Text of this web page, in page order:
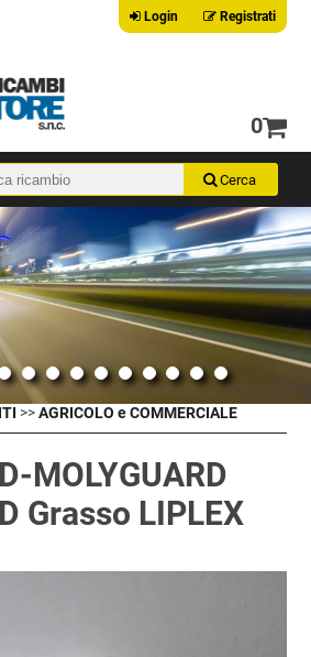
Login Registrati
0
>>AGRICOLO e COMMERCIALE
MOLYGUARD
Grasso LIPLEX